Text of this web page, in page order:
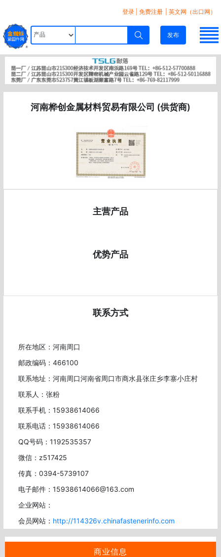
登录 免费注册 | 英文网（出口网）
发布
河南桦创金属材料贸易有限公司 (供货商)
主营产品
优势产品
联系方式
所在地区：河南周口
邮政编码：466100
联系地址：河南周口河南省周口市商水县张庄乡李寨小庄村
联系人：张粉
联系手机：15938614066
联系电话：15938614066
QQ号码：1192535357
微信：z517425
传真：0394-5739107
电子邮件：15938614066@163.com
企业网站：
会员网站： http://114326v.chinafastenerinfo.com
商业信息